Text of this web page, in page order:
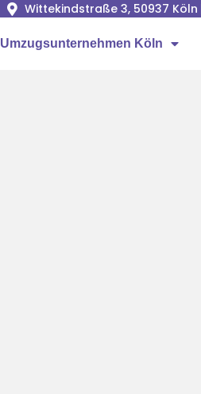
Wittekindstraße 3, 50937 Köln
Umzugsunternehmen Köln